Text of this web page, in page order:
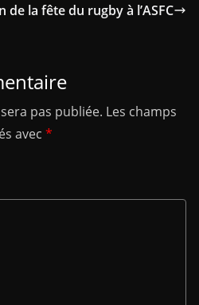
de la fête du rugby à l’ASFC
pas publiée. Les champs
avec *